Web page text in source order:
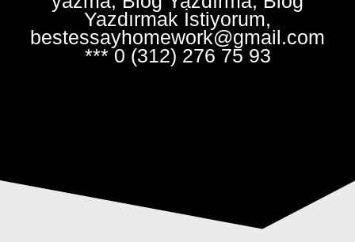
Yazdırmak İstiyorum,
bestessayhomework@gmail.com
*** 0 (312) 276 75 93